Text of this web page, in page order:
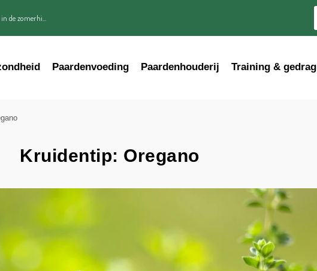
de zomerhi...
Paardenvoeding Paardenhouderij Training & gedrag
Kruidentip: Oregano